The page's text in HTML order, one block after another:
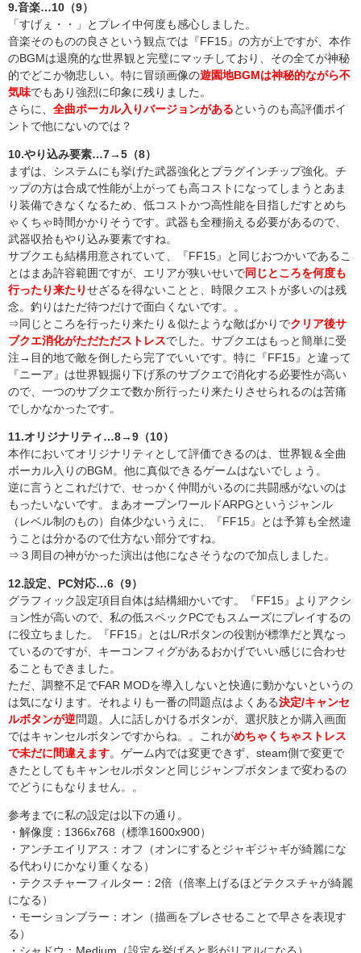
9.音楽…10（9）
「すげぇ・・」とプレイ中何度も感心しました。
音楽そのものの良さという観点では『FF15』の方が上ですが、本作
のBGMは退廃的な世界観と完璧にマッチしており、その全てが神秘
的でどこか物悲しい。特に冒頭画像の遊園地BGMは神秘的ながら不
気味でもあり強烈に印象に残りました。
さらに、 全曲ボーカル入りバージョンがある というのも高評価ポイ
ントで他にないのでは？
10.やり込み要素…7→5（8）
まずは、システムにも挙げた武器強化とプラグインチップ強化。チ
ップの方は合成で性能が上がっても高コストになってしまうとあま
り装備できなくなるため、低コストかつ高性能を目指しだすとめち
ゃくちゃ時間かかりそうです。武器も全種揃える必要があるので、
武器収拾もやり込み要素ですね。
サブクエも結構用意されていて、『FF15』と同じおつかいであるこ
とはまあ許容範囲ですが、エリアが狭いせいで 同じところを何度も
行ったり来たり せざるを得ないことと、時限クエストが多いのは残
念。釣りはただ待つだけで面白くないです。。
⇒同じところを行ったり来たり＆似たような敵ばかりでクリア後サ
ブクエ消化がただただストレスでした。サブクエはもっと簡単に受
注→目的地で敵を倒したら完了でいいです。特に『FF15』と違って
『ニーア』は世界観掘り下げ系のサブクエで消化する必要性が高い
ので、一つのサブクエで数か所行ったり来たりさせられるのは苦痛
でしかなかったです。
11.オリジナリティ…8→9（10）
本作においてオリジナリティとして評価できるのは、世界観＆全曲
ボーカル入りのBGM。他に真似できるゲームはないでしょう。
逆に言うとこれだけで、せっかく仲間がいるのに共闘感がないのは
もったいないです。まあオープンワールドARPGというジャンル
（レベル制のもの）自体少ないうえに、『FF15』とは予算も全然違
うことは分かるので仕方ない部分ですね。
⇒３周目の神がかった演出は他になさそうなので加点しました。
12.設定、PC対応…6（9）
グラフィック設定項目自体は結構細かいです。『FF15』よりアクシ
ョン性が高いので、私の低スペックPCでもスムーズにプレイするの
に役立ちました。『FF15』とはL/Rボタンの役割が標準だと異なっ
ているのですが、キーコンフィグがあるおかげでいい感じに合わせ
ることもできました。
ただ、調整不足でFAR MODを導入しないと快適に動かないというの
は気になります。それよりも一番の問題点はよくある決定/キャンセ
ルボタンが逆問題。人に話しかけるボタンが、選択肢とか購入画面
ではキャンセルボタンですからね。。これがめちゃくちゃストレス
で未だに間違えます。ゲーム内では変更できず、steam側で変更で
きたとしてもキャンセルボタンと同じジャンプボタンまで変わるの
でどうにもなりません。。
参考までに私の設定は以下の通り。
・解像度：1366x768（標準1600x900）
・アンチエイリアス：オフ（オンにするとジャギジャギが綺麗にな
る代わりにかなり重くなる）
・テクスチャーフィルター：2倍（倍率上げるほどテクスチャが綺麗
になる）
・モーションブラー：オン（描画をブレさせることで早さを表現す
る）
・シャドウ：Medium（設定を挙げると影がリアルになる）